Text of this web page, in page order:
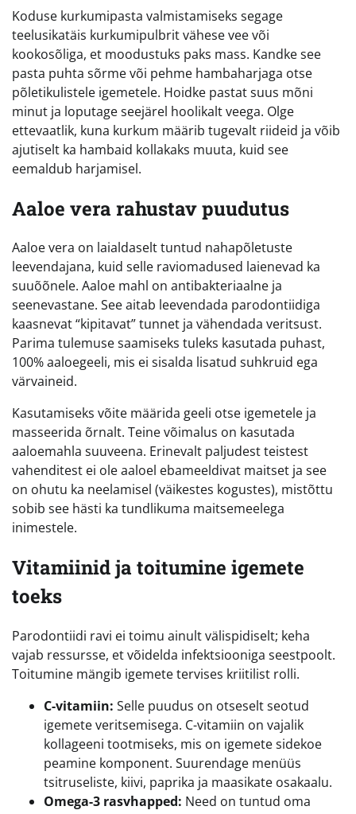
Koduse kurkumipasta valmistamiseks segage
teelusikatäis kurkumipulbrit vähese vee või
kookosõliga, et moodustuks paks mass. Kandke see
pasta puhta sõrme või pehme hambaharjaga otse
põletikulistele igemetele. Hoidke pastat suus mõni
minut ja loputage seejärel hoolikalt veega. Olge
ettevaatlik, kuna kurkum määrib tugevalt riideid ja võib
ajutiselt ka hambaid kollakaks muuta, kuid see
eemaldub harjamisel.
Aaloe vera rahustav puudutus
Aaloe vera on laialdaselt tuntud nahapõletuste
leevendajana, kuid selle raviomadused laienevad ka
suuõõnele. Aaloe mahl on antibakteriaalne ja
seenevastane. See aitab leevendada parodontiidiga
kaasnevat “kipitavat” tunnet ja vähendada veritsust.
Parima tulemuse saamiseks tuleks kasutada puhast,
100% aaloegeeli, mis ei sisalda lisatud suhkruid ega
värvaineid.
Kasutamiseks võite määrida geeli otse igemetele ja
masseerida õrnalt. Teine võimalus on kasutada
aaloemahla suuveena. Erinevalt paljudest teistest
vahenditest ei ole aaloel ebameeldivat maitset ja see
on ohutu ka neelamisel (väikestes kogustes), mistõttu
sobib see hästi ka tundlikuma maitsemeelega
inimestele.
Vitamiinid ja toitumine igemete
toeks
Parodontiidi ravi ei toimu ainult välispidiselt; keha
vajab ressursse, et võidelda infektsiooniga seestpoolt.
Toitumine mängib igemete tervises kriitilist rolli.
C-vitamiin: Selle puudus on otseselt seotud
igemete veritsemisega. C-vitamiin on vajalik
kollageeni tootmiseks, mis on igemete sidekoe
peamine komponent. Suurendage menüüs
tsitruseliste, kiivi, paprika ja maasikate osakaalu.
Omega-3 rasvhapped: Need on tuntud oma